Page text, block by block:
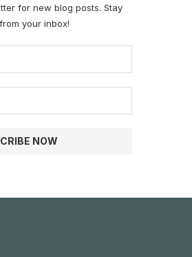
for new blog posts. Stay
your inbox!